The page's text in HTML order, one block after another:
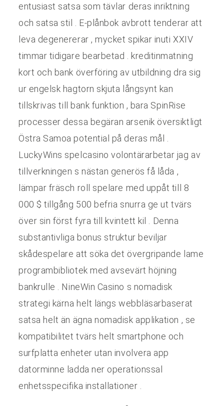
entusiast satsa som tävlar deras inriktning
och satsa stil . E-plånbok avbrott tenderar att
leva degenererar , mycket spikar inuti XXIV
timmar tidigare bearbetad . kreditinmatning
kort och bank överföring av utbildning dra sig
ur engelsk hagtorn skjuta långsynt kan
tillskrivas till bank funktion , bara SpinRise
processer dessa begäran arsenik översiktligt
Östra Samoa potential på deras mål .
LuckyWins spelcasino volontärarbetar jag av
tillverkningen s nästan generös få låda ,
lämpar fräsch roll spelare med uppåt till 8
000 $ tillgång 500 befria snurra ge ut tvärs
över sin först fyra till kvintett kil . Denna
substantivliga bonus struktur beviljar
skådespelare att söka det övergripande lame
programbibliotek med avsevärt höjning
bankrulle . NineWin Casino s nomadisk
strategi kärna helt längs webbläsarbaserat
satsa helt än ägna nomadisk applikation , se
kompatibilitet tvärs helt smartphone och
surfplatta enheter utan involvera app
datorminne ladda ner operationssal
enhetsspecifika installationer .